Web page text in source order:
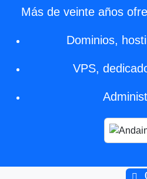
Más de veinte años
Dominios,
VPS,